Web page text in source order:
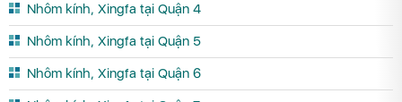
Nhôm kính, Xingfa tại Quận 4
Nhôm kính, Xingfa tại Quận 5
Nhôm kính, Xingfa tại Quận 6